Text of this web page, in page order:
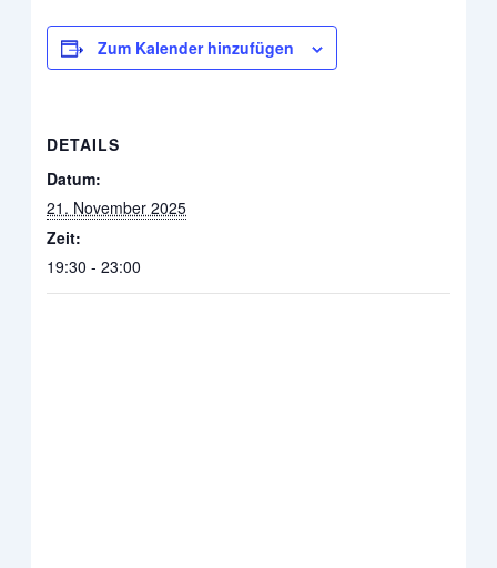
Zum Kalender hinzufügen
DETAILS
Datum:
21. November 2025
Zeit:
19:30 - 23:00